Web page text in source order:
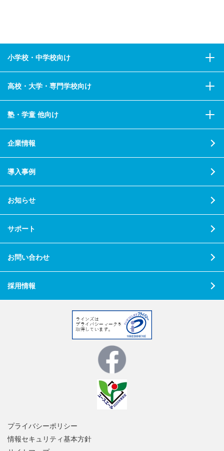
小学校・中学校向け
高校・大学・専門学校向け
塾・学童 他向け
企業情報
導入事例
お知らせ
サポート
お問い合わせ
採用情報
プライバシーポリシー
情報セキュリティ基本方針